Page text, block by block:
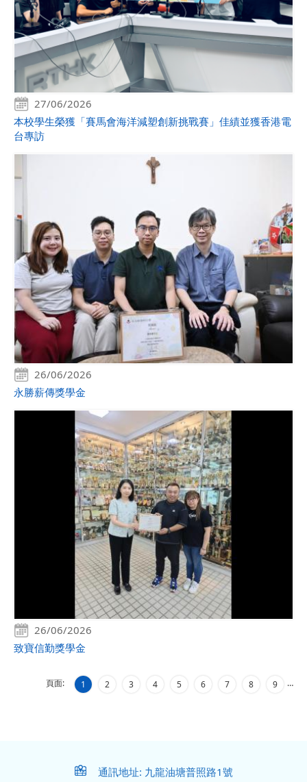
27/06/2026
本校學生榮獲「賽馬會海洋減塑創新挑戰賽」佳績並獲香港電
台專訪
26/06/2026
永勝薪傳獎學金
26/06/2026
致寶信勤獎學金
頁面: 1 2 3 4 5 6 7 8 9 …
通訊地址: 九龍油塘普照路1號